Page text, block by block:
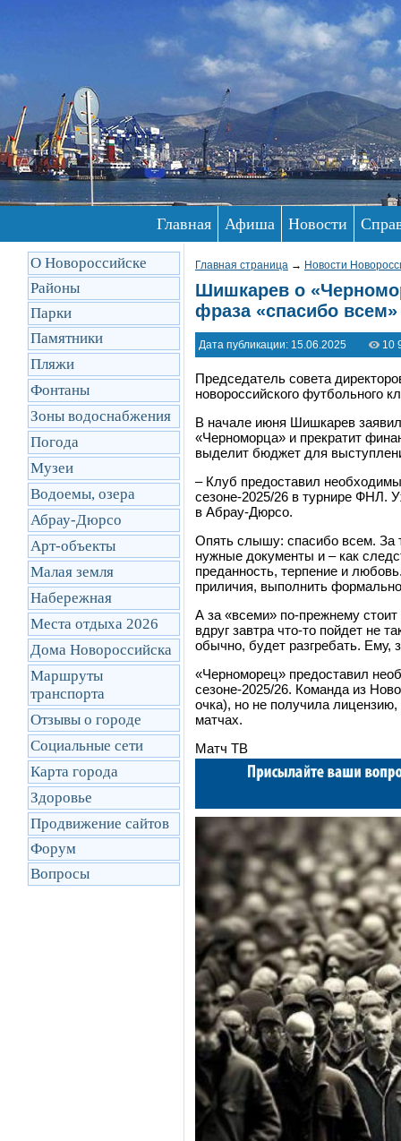
Главная Афиша Новости
О Новороссийске
Районы
Парки
Памятники
Пляжи
Фонтаны
Зоны водоснабжения
Погода
Музеи
Водоемы, озера
Абрау-Дюрсо
Арт-объекты
Малая земля
Набережная
Места отдыха 2026
Дома Новороссийска
Маршруты
транcпорта
Отзывы о городе
Социальные сети
Карта города
Здоровье
Продвижение сайтов
Форум
Вопросы
Главная страница → Новости
Шишкарев о
фраза «спасибо
Дата публикации: 15.06.2025 10
Председатель совета
новороссийского футбольного
В начале июня Шишкарев
«Черноморца» и прекратит
выделит бюджет для
– Клуб предоставил
сезоне‑2025/26 в турнире ФНЛ.
в Абрау‑Дюрсо.
Опять слышу: спасибо всем. За
нужные документы и –как
преданность, терпение и
приличия, выполнить
А за «всеми» по‑прежнему
вдруг завтра что‑то пойдет не
обычно, будет разгребать. Ему,
«Черноморец» предоставил
сезоне‑2025/26. Команда из
очка), но не получила
матчах.
Матч ТВ